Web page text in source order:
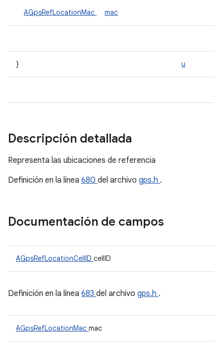
AGpsRefLocationMac mac
} u
Descripción detallada
Representa las ubicaciones de referencia
Definición en la línea 680 del archivo gps.h .
Documentación de campos
AGpsRefLocationCellID cellID
Definición en la línea 683 del archivo gps.h .
AGpsRefLocationMac mac